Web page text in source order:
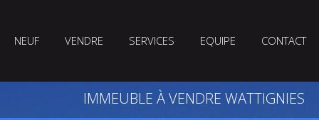
NEUF VENDRE SERVICES EQUIPE CONTACT
IMMEUBLE À VENDRE WATTIGNIES